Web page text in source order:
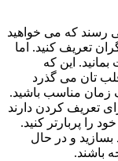
رسند که می خواهید
تعریف کنید. اما
این که
تان می گذرد
زمان مناسب باشید.
تعریف کردن دارند
را پربارتر کنید.
و در حال
باشند.